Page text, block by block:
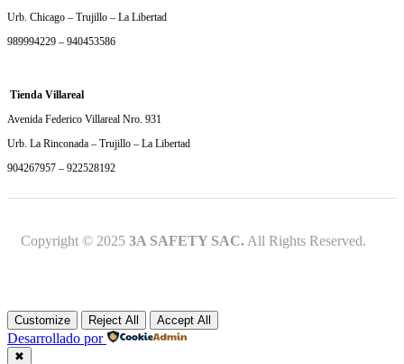
Urb. Chicago – Trujillo – La Libertad
989994229 – 940453586
Tienda Villareal
Avenida Federico Villareal Nro. 931
Urb. La Rinconada – Trujillo – La Libertad
904267957 – 922528192
Copyright © 2025 3A SAFETY SAC. All Rights Reserved.
Customize Reject All Accept All
Desarrollado por
✖